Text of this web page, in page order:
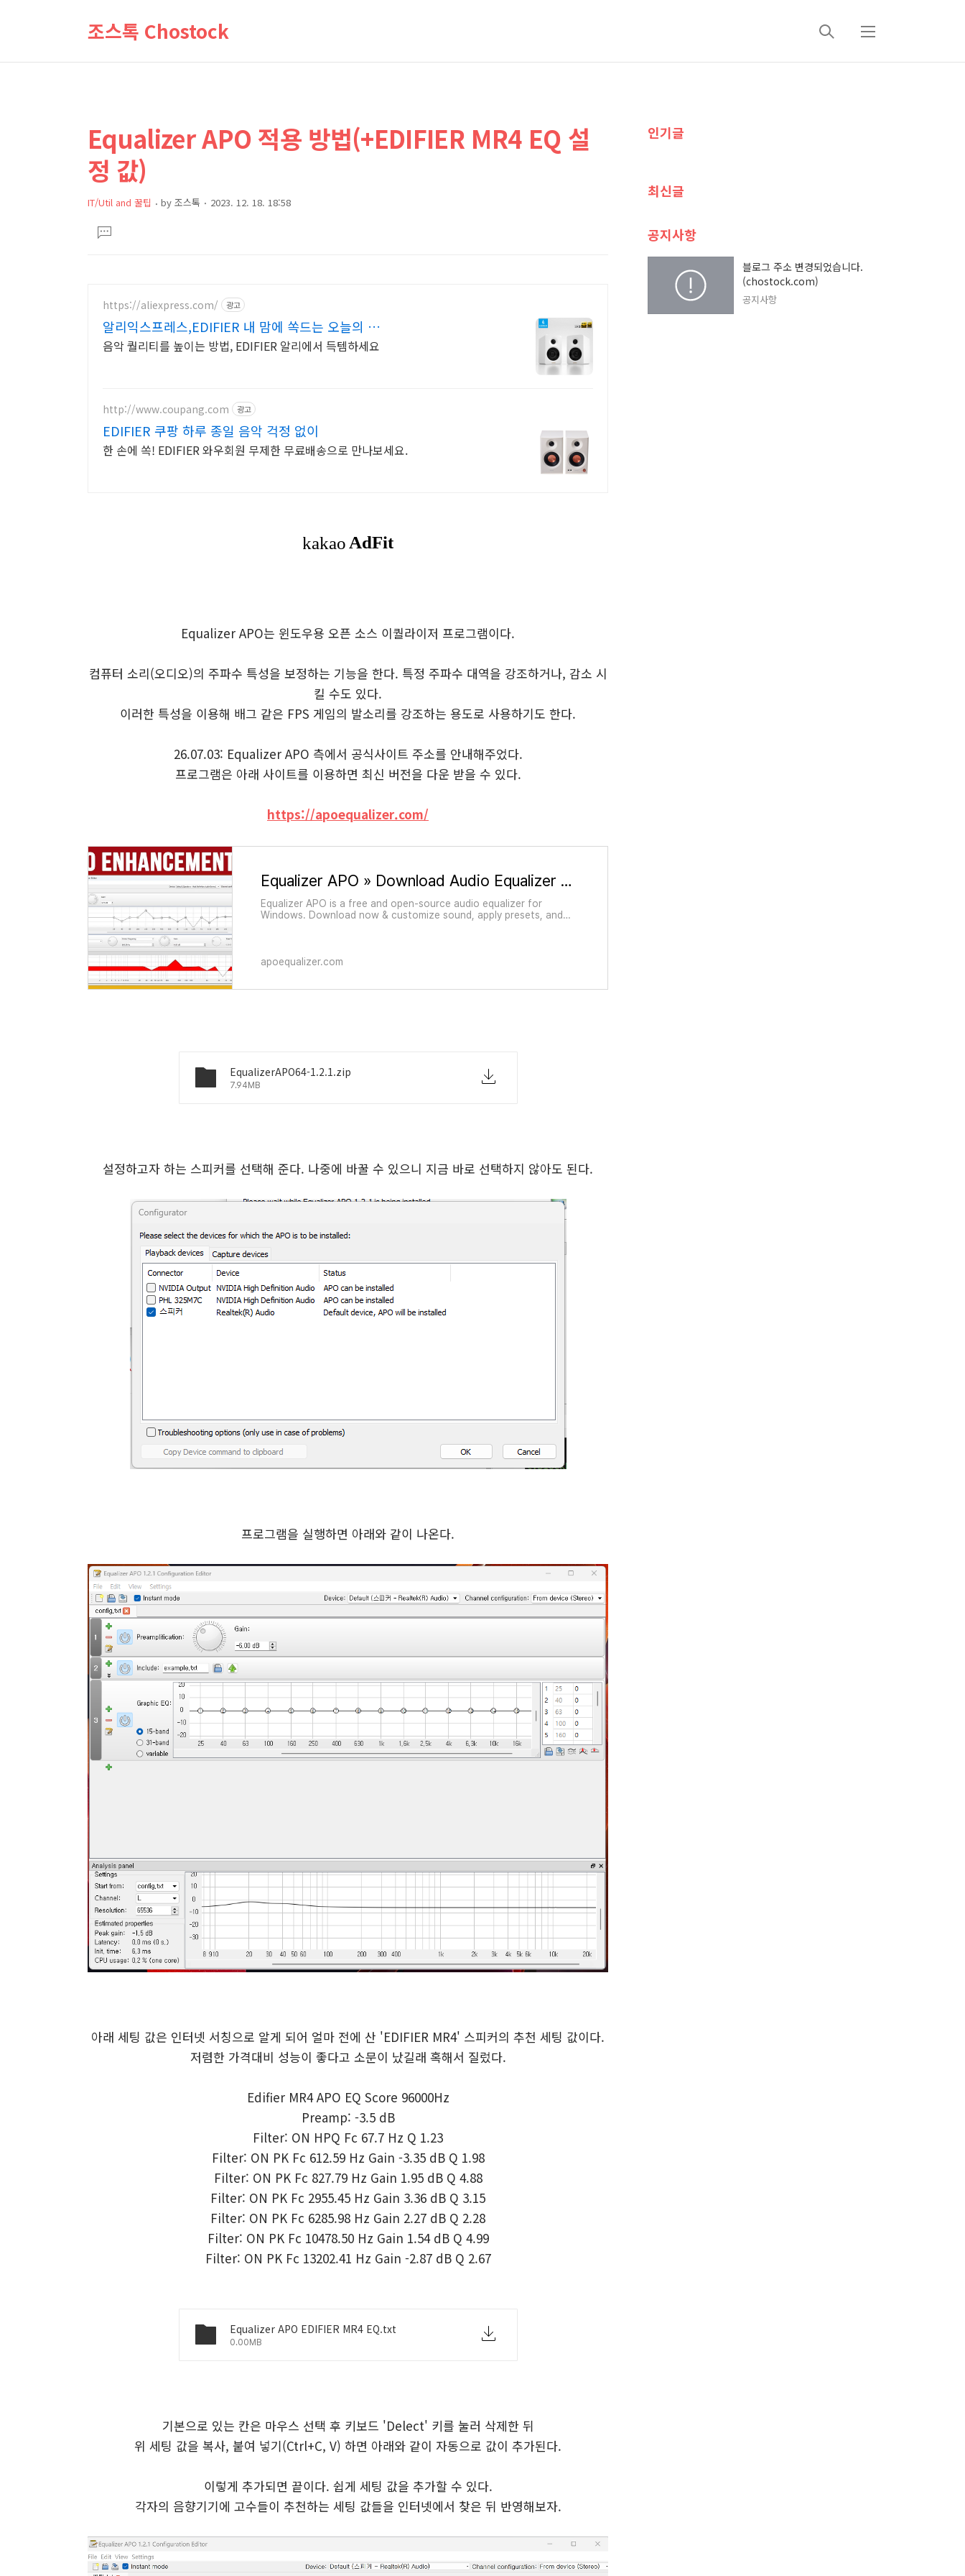
조스톡 Chostock
검
메
상
세
컨
텐
본
문
제
목
Equalizer APO 적용 방법(+EDIFIER MR4 EQ 설
정 값)
IT/Util and 꿀팁 by 조스톡 2023. 12. 18. 18:58
문댓
글
https://aliexpress.com/ 광고
알리익스프레스,EDIFIER 내 맘에 쏙드는 오늘의 특
가
음악 퀄리티를 높이는 방법, EDIFIER 알리에서 득템하세요
http://www.coupang.com 광고
EDIFIER 쿠팡 하루 종일 음악 걱정 없이
한 손에 쏙! EDIFIER 와우회원 무제한 무료배송으로 만나보세요.
Equalizer APO는 윈도우용 오픈 소스 이퀄라이저 프로그램이다.
컴퓨터 소리(오디오)의 주파수 특성을 보정하는 기능을 한다. 특정 주파수 대역을 강조하거나, 감소 시
킬 수도 있다.
이러한 특성을 이용해 배그 같은 FPS 게임의 발소리를 강조하는 용도로 사용하기도 한다.
26.07.03: Equalizer APO 측에서 공식사이트 주소를 안내해주었다.
프로그램은 아래 사이트를 이용하면 최신 버전을 다운 받을 수 있다.
https://apoequalizer.com/
Equalizer APO » Download Audio Equalizer for Windows
Equalizer APO is a free and open-source audio equalizer for
Windows. Download now & customize sound, apply presets, and
apoequalizer.com
EqualizerAPO64-1.2.1.zip
7.94MB
설정하고자 하는 스피커를 선택해 준다. 나중에 바꿀 수 있으니 지금 바로 선택하지 않아도 된다.
프로그램을 실행하면 아래와 같이 나온다.
아래 세팅 값은 인터넷 서칭으로 알게 되어 얼마 전에 산 'EDIFIER MR4' 스피커의 추천 세팅 값이다.
저렴한 가격대비 성능이 좋다고 소문이 났길래 혹해서 질렀다.
Edifier MR4 APO EQ Score 96000Hz
Preamp: -3.5 dB
Filter: ON HPQ Fc 67.7 Hz Q 1.23
Filter: ON PK Fc 612.59 Hz Gain -3.35 dB Q 1.98
Filter: ON PK Fc 827.79 Hz Gain 1.95 dB Q 4.88
Filter: ON PK Fc 2955.45 Hz Gain 3.36 dB Q 3.15
Filter: ON PK Fc 6285.98 Hz Gain 2.27 dB Q 2.28
Filter: ON PK Fc 10478.50 Hz Gain 1.54 dB Q 4.99
Filter: ON PK Fc 13202.41 Hz Gain -2.87 dB Q 2.67
Equalizer APO EDIFIER MR4 EQ.txt
0.00MB
기본으로 있는 칸은 마우스 선택 후 키보드 'Delect' 키를 눌러 삭제한 뒤
위 세팅 값을 복사, 붙여 넣기(Ctrl+C, V) 하면 아래와 같이 자동으로 값이 추가된다.
이렇게 추가되면 끝이다. 쉽게 세팅 값을 추가할 수 있다.
각자의 음향기기에 고수들이 추천하는 세팅 값들을 인터넷에서 찾은 뒤 반영해보자.
추
보
인기글
최신글
공지사항
블로그 주소 변경되었습니다.
(chostock.com)
공지사항